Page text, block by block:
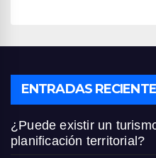
ENTRADAS
¿Puede existir un
planificación territorial?